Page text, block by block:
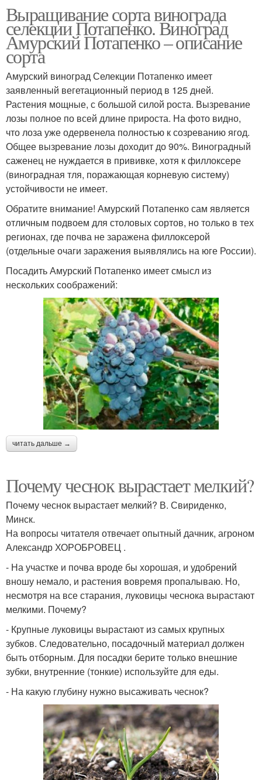
Выращивание сорта винограда
селекции Потапенко. Виноград
Амурский Потапенко – описание
сорта
Амурский виноград Селекции Потапенко имеет
заявленный вегетационный период в 125 дней.
Растения мощные, с большой силой роста. Вызревание
лозы полное по всей длине прироста. На фото видно,
что лоза уже одервенела полностью к созреванию ягод.
Общее вызревание лозы доходит до 90%. Виноградный
саженец не нуждается в прививке, хотя к филлоксере
(виноградная тля, поражающая корневую систему)
устойчивости не имеет.
Обратите внимание! Амурский Потапенко сам является
отличным подвоем для столовых сортов, но только в тех
регионах, где почва не заражена филлоксерой
(отдельные очаги заражения выявлялись на юге России).
Посадить Амурский Потапенко имеет смысл из
нескольких соображений:
читать дальше →
Почему чеснок вырастает мелкий?
Почему чеснок вырастает мелкий? В. Свириденко,
Минск.
На вопросы читателя отвечает опытный дачник, агроном
Александр ХОРОБРОВЕЦ .
- На участке и почва вроде бы хорошая, и удобрений
вношу немало, и растения вовремя пропалываю. Но,
несмотря на все старания, луковицы чеснока вырастают
мелкими. Почему?
- Крупные луковицы вырастают из самых крупных
зубков. Следовательно, посадочный материал должен
быть отборным. Для посадки берите только внешние
зубки, внутренние (тонкие) используйте для еды.
- На какую глубину нужно высаживать чеснок?